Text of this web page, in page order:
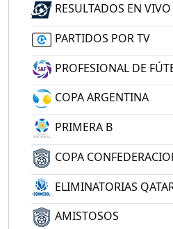
RESULTADOS EN VIVO
PARTIDOS POR TV
PROFESIONAL DE
COPA ARGENTINA
PRIMERA B
COPA
ELIMINATORIAS
AMISTOSOS